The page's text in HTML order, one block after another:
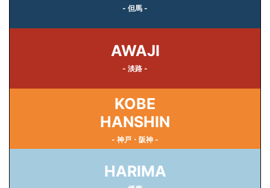
- 但馬 -
AWAJI
- 淡路 -
KOBE
HANSHIN
- 神戸・阪神 -
HARIMA